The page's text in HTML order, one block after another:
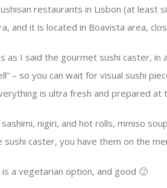
restaurants in Lisbon (at
and it is located in Boavista area,
as I said the gourmet sushi caster,
– so you can wait for visual sushi
is ultra fresh and prepared at
nigiri, and hot rolls, mmiso
sushi caster, you have them on the
a vegetarian option, and good 🙂